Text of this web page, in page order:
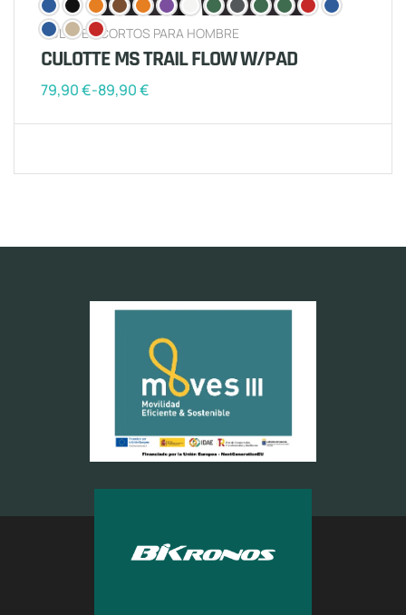
CULOTES CORTOS PARA HOMBRE
CULOTTE MS TRAIL FLOW W/PAD
79,90€-89,90€